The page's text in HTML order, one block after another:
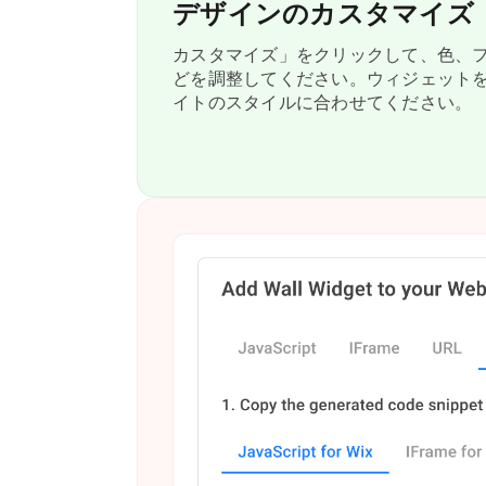
デザインのカスタマイズ
カスタマイズ」をクリックして、色、
どを調整してください。ウィジェット
イトのスタイルに合わせてください。